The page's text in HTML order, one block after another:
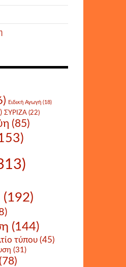
Ειδική Αγωγή (18)
ΣΥΡΙΖΑ (22)
(85)
(192)
(144)
τύπου (45)
(31)
(78)